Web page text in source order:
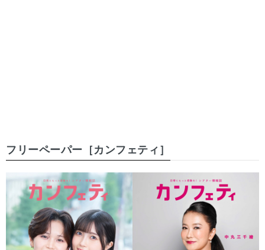
フリーペーパー［カンフェティ］